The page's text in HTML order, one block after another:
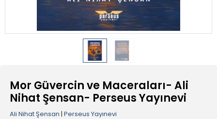
Mor Güvercin ve Maceraları- Ali
Nihat Şensan- Perseus Yayınevi
Ali Nihat Şensan | Perseus Yayınevi